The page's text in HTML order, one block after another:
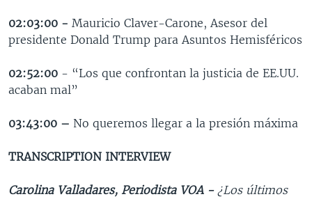
02:03:00 - Mauricio Claver-Carone, Asesor del
presidente Donald Trump para Asuntos Hemisféricos
02:52:00 - “Los que confrontan la justicia de EE.UU.
acaban mal”
03:43:00 – No queremos llegar a la presión máxima
TRANSCRIPTION INTERVIEW
Carolina Valladares, Periodista VOA - ¿Los últimos